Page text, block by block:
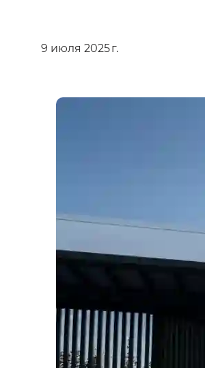
9 июля 2025 г.